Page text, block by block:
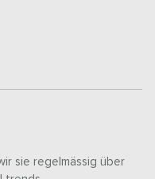
sie regelmässig über